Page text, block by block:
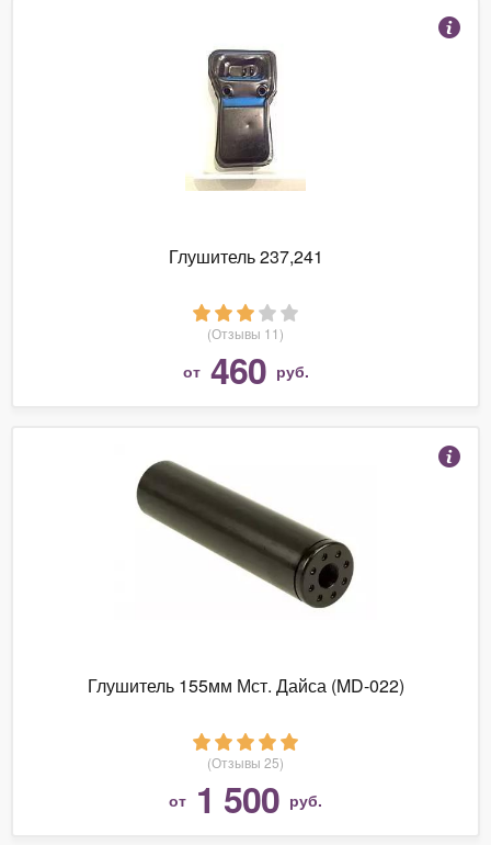
Глушитель 237,241
(Отзывы 11)
от 460 руб.
Глушитель 155мм Мст. Дайса (MD-022)
(Отзывы 25)
от 1 500 руб.